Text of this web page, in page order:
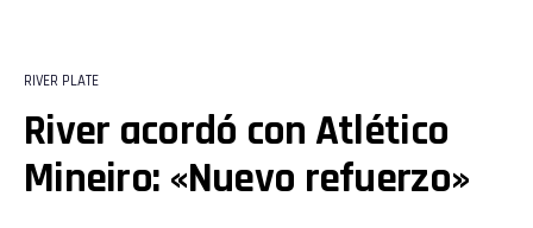
RIVER PLATE
River acordó con Atlético
Mineiro: «Nuevo refuerzo»